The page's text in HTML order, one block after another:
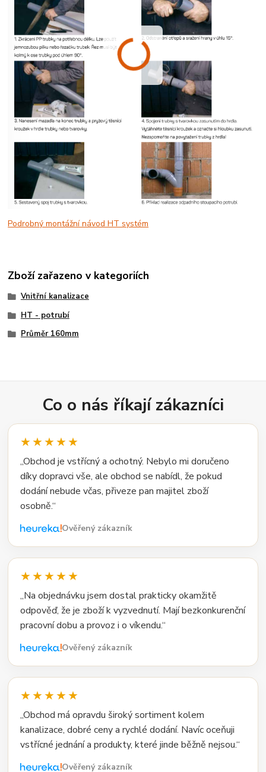
Podrobný montážní návod HT systém
Zboží zařazeno v kategoriích
Vnitřní kanalizace
HT - potrubí
Průměr 160mm
Co o nás říkají zákazníci
★★★★★
„Obchod je vstřícný a ochotný. Nebylo mi doručeno
díky dopravci vše, ale obchod se nabídl, že pokud
dodání nebude včas, přiveze pan majitel zboží
osobně.“
Ověřený zákazník
★★★★★
„Na objednávku jsem dostal prakticky okamžitě
odpověď, že je zboží k vyzvednutí. Mají bezkonkurenční
pracovní dobu a provoz i o víkendu.“
Ověřený zákazník
★★★★★
„Obchod má opravdu široký sortiment kolem
kanalizace, dobré ceny a rychlé dodání. Navíc oceňuji
vstřícné jednání a produkty, které jinde běžně nejsou.“
Ověřený zákazník